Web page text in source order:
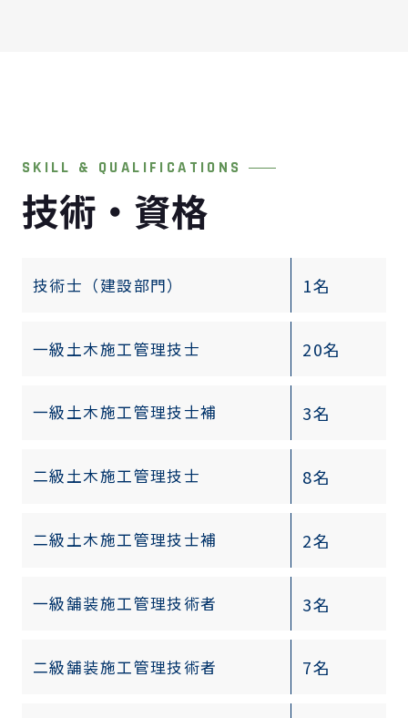
SKILL & QUALIFICATIONS
技術・資格
技術士（建設部門） 1名
一級土木施工管理技士 20名
一級土木施工管理技士補 3名
二級土木施工管理技士 8名
二級土木施工管理技士補 2名
一級舗装施工管理技術者 3名
二級舗装施工管理技術者 7名